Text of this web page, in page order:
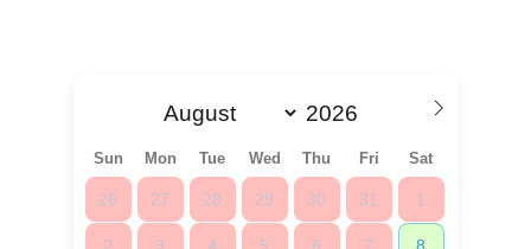
Sun Mon Tue Wed Thu Fri Sat
26 27 28 29 30 31 1
2 3 4 5 6 7 8